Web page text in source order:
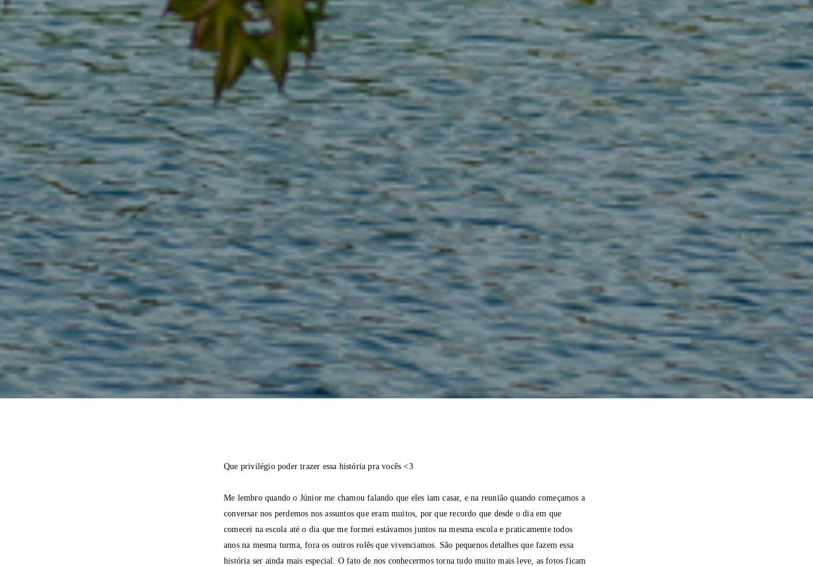
Que privilégio poder trazer essa história pra vocês <3
Me lembro quando o Júnior me chamou falando que eles iam casar, e na reunião quando começamos a
conversar nos perdemos nos assuntos que eram muitos, por que recordo que desde o dia em que
comecei na escola até o dia que me formei estávamos juntos na mesma escola e praticamente todos
anos na mesma turma, fora os outros rolês que vivenciamos. São pequenos detalhes que fazem essa
história ser ainda mais especial. O fato de nos conhecermos torna tudo muito mais leve, as fotos ficam